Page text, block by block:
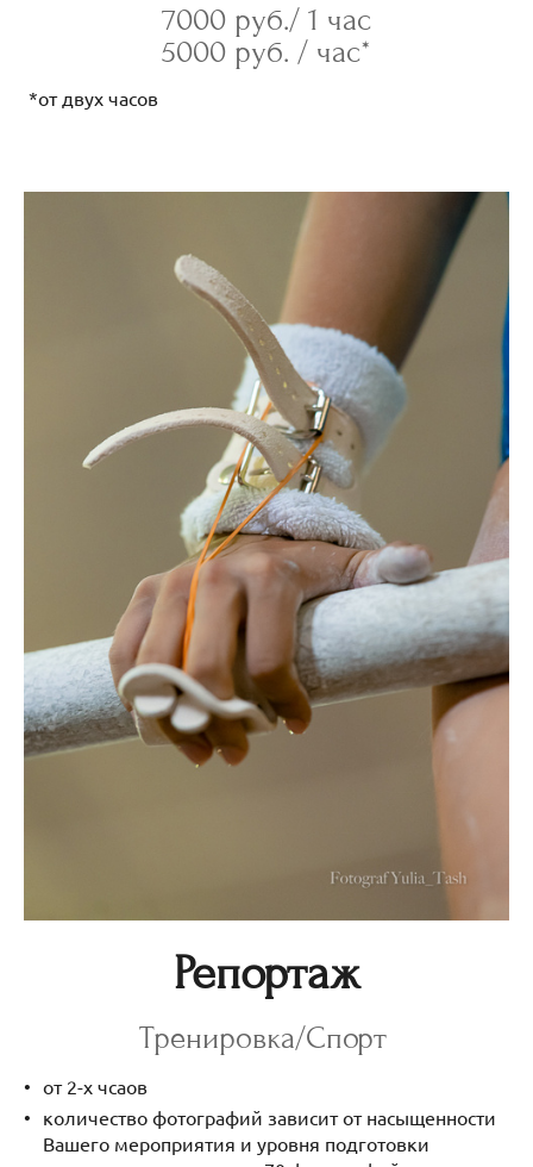
7000 руб./ 1 час
5000 руб. / час*
*от двух часов
Репортаж
Тренировка/Спорт
от 2-х чсаов
количество фотографий зависит от насыщенности
Вашего мероприятия и уровня подготовки